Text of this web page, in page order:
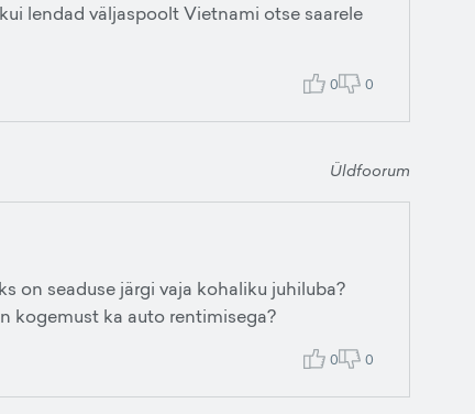
lendad väljaspoolt Vietnami otse saarele
0 0
Üldfoorum
on seaduse järgi vaja kohaliku juhiluba?
kogemust ka auto rentimisega?
0 0